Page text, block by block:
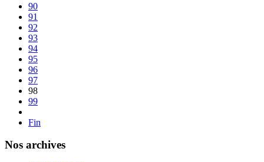
90
91
92
93
94
95
96
97
98
99
Fin
Nos archives